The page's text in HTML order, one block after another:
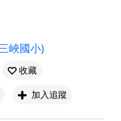
峽國小)
收藏
加入追蹤